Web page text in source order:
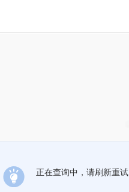
正在查询中，请刷新重试